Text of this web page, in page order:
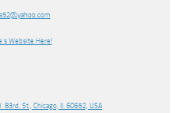
Website Here!
83rd. St., Chicago, Il. 60652, USA